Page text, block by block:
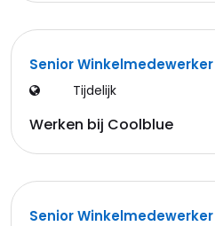
Senior Winkelmedewerker
Tijdelijk
Werken bij Coolblue
Senior Winkelmedewerker